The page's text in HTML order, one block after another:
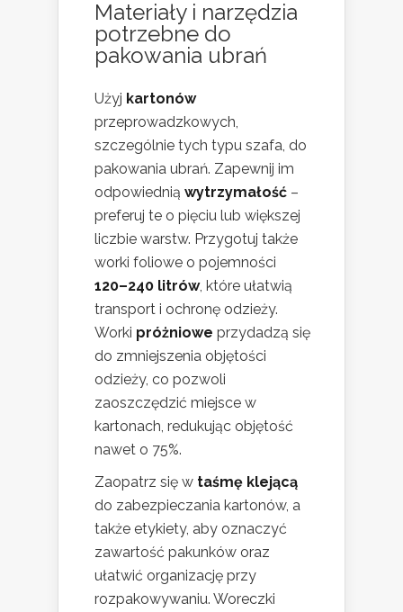
Materiały i narzędzia
potrzebne do
pakowania ubrań
Użyj kartonów
przeprowadzkowych,
szczególnie tych typu szafa, do
pakowania ubrań. Zapewnij im
odpowiednią wytrzymałość –
preferuj te o pięciu lub większej
liczbie warstw. Przygotuj także
worki foliowe o pojemności
120–240 litrów, które ułatwią
transport i ochronę odzieży.
Worki próżniowe przydadzą się
do zmniejszenia objętości
odzieży, co pozwoli
zaoszczędzić miejsce w
kartonach, redukując objętość
nawet o 75%.
Zaopatrz się w taśmę klejącą
do zabezpieczania kartonów, a
także etykiety, aby oznaczyć
zawartość pakunków oraz
ułatwić organizację przy
rozpakowywaniu. Woreczki